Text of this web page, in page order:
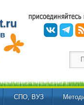
СПО, ВУЗ